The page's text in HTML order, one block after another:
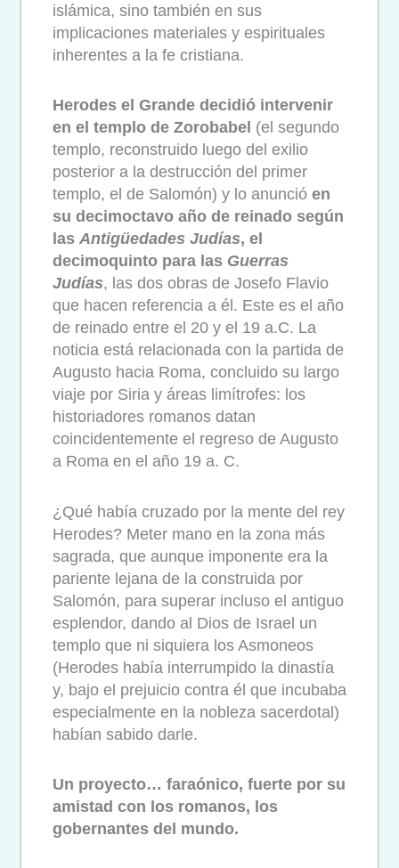
islámica, sino también en sus
implicaciones materiales y espirituales
inherentes a la fe cristiana.
Herodes el Grande decidió intervenir
en el templo de Zorobabel (el segundo
templo, reconstruido luego del exilio
posterior a la destrucción del primer
templo, el de Salomón) y lo anunció en
su decimoctavo año de reinado según
las Antigüedades Judías, el
decimoquinto para las Guerras
Judías, las dos obras de Josefo Flavio
que hacen referencia a él. Este es el año
de reinado entre el 20 y el 19 a.C. La
noticia está relacionada con la partida de
Augusto hacia Roma, concluido su largo
viaje por Siria y áreas limítrofes: los
historiadores romanos datan
coincidentemente el regreso de Augusto
a Roma en el año 19 a. C.
¿Qué había cruzado por la mente del rey
Herodes? Meter mano en la zona más
sagrada, que aunque imponente era la
pariente lejana de la construida por
Salomón, para superar incluso el antiguo
esplendor, dando al Dios de Israel un
templo que ni siquiera los Asmoneos
(Herodes había interrumpido la dinastía
y, bajo el prejuicio contra él que incubaba
especialmente en la nobleza sacerdotal)
habían sabido darle.
Un proyecto… faraónico, fuerte por su
amistad con los romanos, los
gobernantes del mundo.